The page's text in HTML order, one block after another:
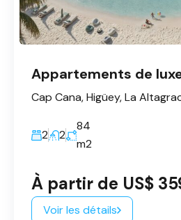
2 2
84
m2
À partir de US$
Voir les détails